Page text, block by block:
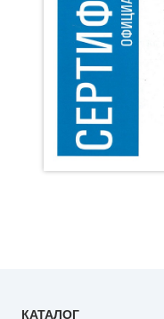
КАТАЛОГ